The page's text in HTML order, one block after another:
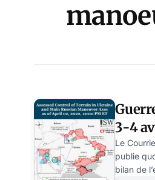
3-4
Jours
de fin
Le
publie
bilan de